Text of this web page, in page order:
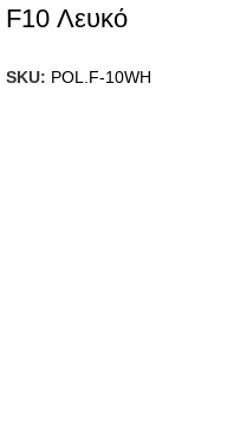
F10 Λευκό
SKU: POL.F-10WH